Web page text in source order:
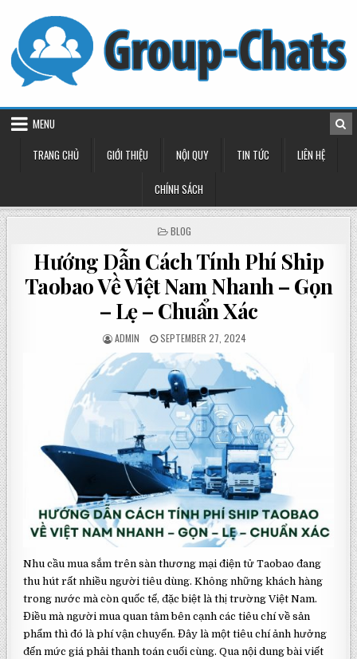
content
MENU
TRANG CHỦ
GIỚI THIỆU NỘI QUY TIN TỨC LIÊN HỆ
CHÍNH SÁCH
POSTED
BLOG
Hướng Dẫn Cách Tính Phí Ship
Taobao Về Việt Nam Nhanh – Gọn
– Lẹ – Chuẩn Xác
POSTED
BY
ADMIN
POSTED
SEPTEMBER 27, 2024
Nhu cầu mua sắm trên sàn thương mại điện tử Taobao đang
thu hút rất nhiều người tiêu dùng. Không những khách hàng
trong nước mà còn quốc tế, đặc biệt là thị trường Việt Nam.
Điều mà người mua quan tâm bên cạnh các tiêu chí về sản
phẩm thì đó là phí vận chuyển. Đây là một tiêu chí ảnh hưởng
đến mức giá phải thanh toán cuối cùng. Qua nội dung bài viết